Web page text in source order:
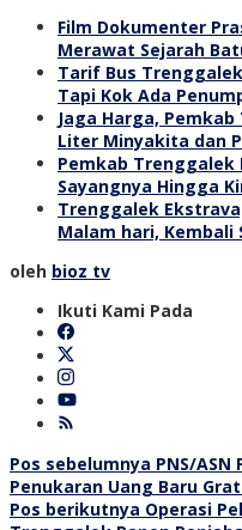
Film Dokumenter
Merawat Sejarah
Tarif Bus
Tapi Kok Ada
Jaga Harga,
Liter Minyakita dan
Pemkab Trenggalek
Sayangnya Hingga
Trenggalek
Malam hari, Kembali
oleh bioz tv
Ikuti Kami Pada
Navigasi
pos
Pos sebelumnya PNS/
Penukaran Uang Baru
Pos berikutnya Operasi